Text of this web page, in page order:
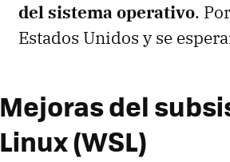
del sistema operativo.
Estados Unidos y se
Mejoras del
Linux (WSL)